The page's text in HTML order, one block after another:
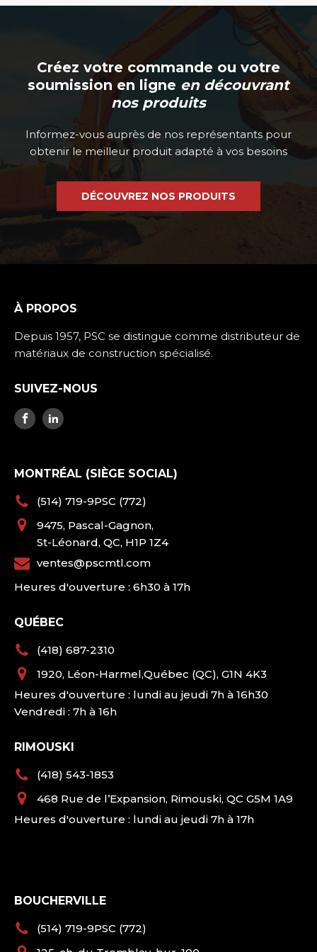
Créez votre commande ou votre
soumission en ligne en découvrant
nos produits
Informez-vous auprès de nos représentants pour
obtenir le meilleur produit adapté à vos besoins
DÉCOUVREZ NOS PRODUITS
À PROPOS
Depuis 1957, PSC se distingue comme distributeur de
matériaux de construction spécialisé.
SUIVEZ-NOUS
MONTRÉAL (SIÈGE SOCIAL)
(514) 719-9PSC (772)
9475, Pascal-Gagnon,
St-Léonard, QC, H1P 1Z4
ventes@pscmtl.com
Heures d'ouverture : 6h30 à 17h
QUÉBEC
(418) 687-2310
1920, Léon-Harmel,Québec (QC), G1N 4K3
Heures d'ouverture : lundi au jeudi 7h à 16h30
Vendredi : 7h à 16h
RIMOUSKI
(418) 543-1853
468 Rue de l’Expansion, Rimouski, QC G5M 1A9
Heures d'ouverture : lundi au jeudi 7h à 17h
BOUCHERVILLE
(514) 719-9PSC (772)